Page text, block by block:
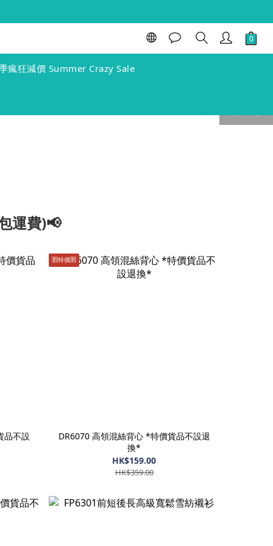
瘋狂減價 Summer Crazy Sale
運費)📢
品不設
🈹️特價🈹️
DR6070 高領混絲背心 *特價貨品不設退
換*
HK$159.00
HK$359.00